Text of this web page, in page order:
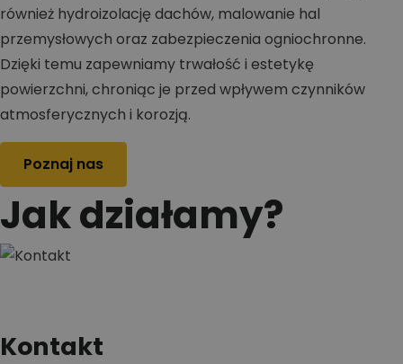
również hydroizolację dachów, malowanie hal
przemysłowych oraz zabezpieczenia ogniochronne.
Dzięki temu zapewniamy trwałość i estetykę
powierzchni, chroniąc je przed wpływem czynników
atmosferycznych i korozją.
Poznaj nas
Jak działamy?
Kontakt